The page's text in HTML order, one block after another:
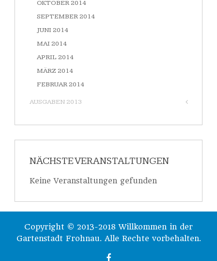
OKTOBER 2014
SEPTEMBER 2014
JUNI 2014
MAI 2014
APRIL 2014
MÄRZ 2014
FEBRUAR 2014
AUSGABEN 2013
NÄCHSTE VERANSTALTUNGEN
Keine Veranstaltungen gefunden
Copyright © 2013-2018 Willkommen in der
Gartenstadt Frohnau. Alle Rechte vorbehalten.